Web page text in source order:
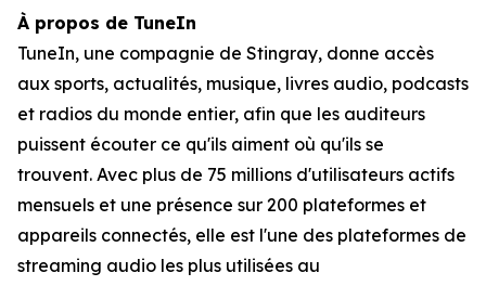
À propos de TuneIn
TuneIn, une compagnie de Stingray, donne accès
aux sports, actualités, musique, livres audio, podcasts
et radios du monde entier, afin que les auditeurs
puissent écouter ce qu'ils aiment où qu'ils se
trouvent. Avec plus de 75 millions d'utilisateurs actifs
mensuels et une présence sur 200 plateformes et
appareils connectés, elle est l'une des plateformes de
streaming audio les plus utilisées au